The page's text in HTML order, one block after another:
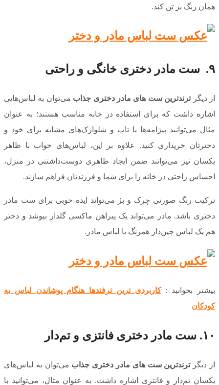
همان رنگ بر تن کند.
۹. ست مادر دختری خانگی و راحتی
از دیگرترندترین ست های مادر دختری جذاب می‌توان به لباس‌هایی
اشاره داشت که برای استفاده در خانه مناسب هستند؛ به عنوان
مثال می‌توانید پیژامه‌ها یا تاپ و شلوارک‌های مشابه برای خود و
دخترتان خریداری کنید. علاوه بر این، لباس‌های خواب با ظاهر
یکسان نیز می‌توانند ضمن ایجاد ظاهری دوست‌داشتنی در منزل،
احساس راحتی در خانه را برای شما و فرزندتان فراهم سازند.
ترکیب رنگ صورتی چرک و بژ می‌تواند ایده خوبی برای ست مادر
دختری باشد. مادر می‌تواند یک پیراهن ماکسی گلدار بپوشد و دختر
هم یک لباس چین‌دار همرنگ با لباس مادر.
بیشتر بخوانید :کاربردی ترین ترفندها هنگام پوشاندن لباس به
کودکان
۱۰. ست مادر دختری فانتزی و تم‌دار
از دیگرترندترین ست های مادر دختری جذاب می‌توان به لباس‌های
یکسان تم‌دار و فانتزی اشاره داشت. به عنوان مثال، می‌توانید با